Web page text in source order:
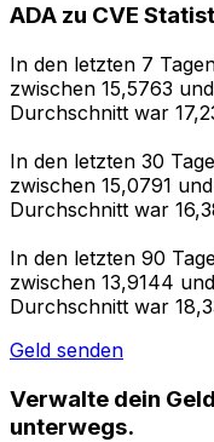
ADA zu CVE
In den letzten 7
zwischen 15,5763
Durchschnitt war
In den letzten 30
zwischen 15,0791
Durchschnitt war
In den letzten 90
zwischen 13,9144
Durchschnitt war
Geld senden
Verwalte dein
unterwegs.